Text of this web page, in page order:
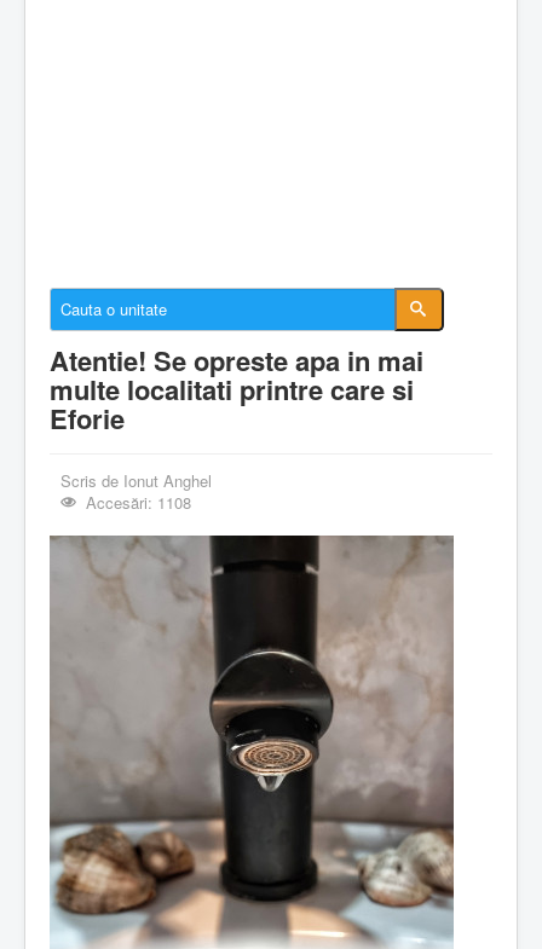
Anunturi imobiliare
Atentie! Se opreste apa in mai
multe localitati printre care si
Eforie
Scris de Ionut Anghel
Accesări: 1108